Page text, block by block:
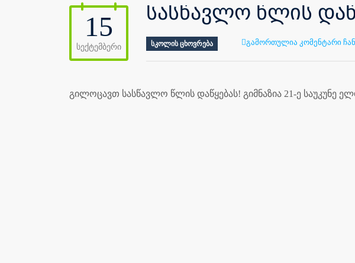
15
სექტემბერი
სასწავლო წლის
ᲡᲙᲝᲚᲘᲡ ᲪᲮᲝᲕᲠᲔᲑᲐ გამორთულია კომენტარი
გილოცავთ სასწავლო წლის დაწყებას! გიმნაზია 21-ე საუკუნე